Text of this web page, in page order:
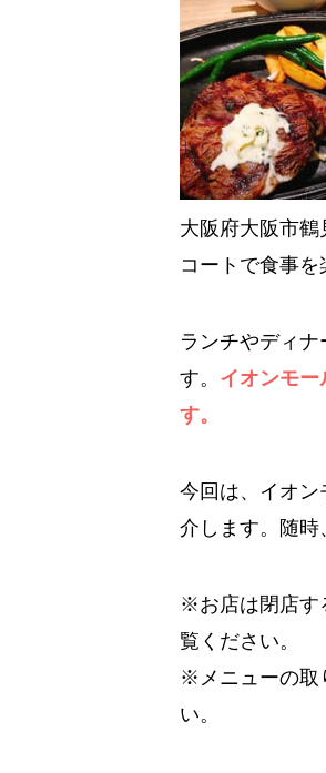
大阪府大阪市
コートで食事を
ランチやディ
す。 イオンモ
す。
今回は、イオン
介します。随時
※お店は閉店す
覧ください。
※メニューの取
い。